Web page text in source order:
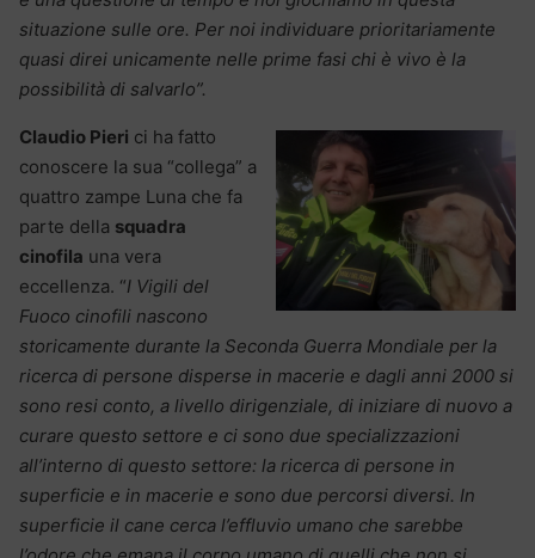
situazione sulle ore. Per noi individuare prioritariamente
quasi direi unicamente nelle prime fasi chi è vivo è la
possibilità di salvarlo”.
Claudio Pieri ci ha fatto
conoscere la sua “collega” a
quattro zampe Luna che fa
parte della squadra
cinofila una vera
eccellenza. “I Vigili del
Fuoco cinofili nascono
storicamente durante la Seconda Guerra Mondiale per la
ricerca di persone disperse in macerie e dagli anni 2000 si
sono resi conto, a livello dirigenziale, di iniziare di nuovo a
curare questo settore e ci sono due specializzazioni
all’interno di questo settore: la ricerca di persone in
superficie e in macerie e sono due percorsi diversi. In
superficie il cane cerca l’effluvio umano che sarebbe